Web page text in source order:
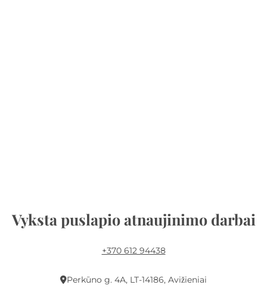
Vyksta puslapio atnaujinimo darbai
+370 612 94438
Perkūno g. 4A, LT-14186, Avižieniai